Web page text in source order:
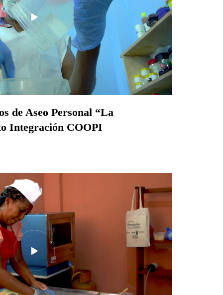
de Aseo Personal “La
Integración COOPI